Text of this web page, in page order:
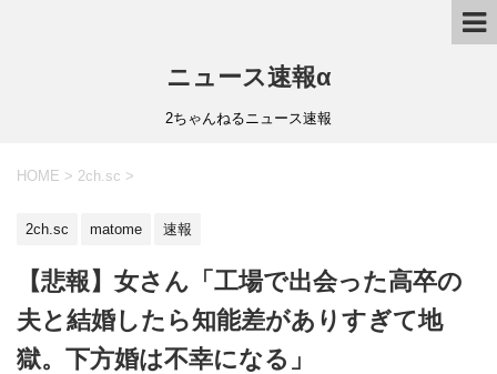
ニュース速報α
2ちゃんねるニュース速報
HOME > 2ch.sc >
2ch.sc matome 速報
【悲報】女さん「工場で出会った高卒の
夫と結婚したら知能差がありすぎて地
獄。下方婚は不幸になる」